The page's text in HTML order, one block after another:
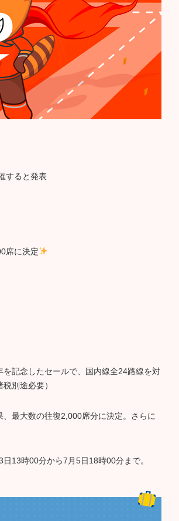
すると発表
席に決定
記念したセールで、国内線全24路線を対
別途必要）
最大数の往復2,000席分に決定。さらに
13時00分から7月5日18時00分まで。